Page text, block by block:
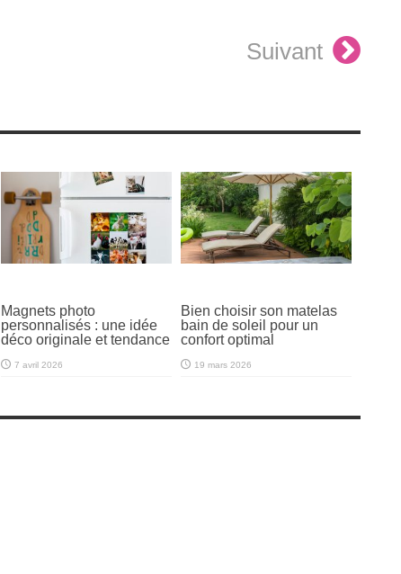
Suivant
Magnets photo
personnalisés : une idée
déco originale et tendance
7 avril 2026
Bien choisir son matelas
bain de soleil pour un
confort optimal
19 mars 2026